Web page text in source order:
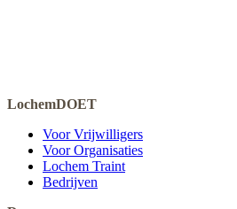
LochemDOET
Voor Vrijwilligers
Voor Organisaties
Lochem Traint
Bedrijven